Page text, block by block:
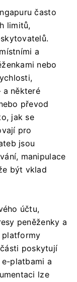
často
limitů,
a
nebo
a některé
převod
jak se
pro
jsou
manipulace
být vklad
účtu,
peněženky a
poskytují
platbami a
lze